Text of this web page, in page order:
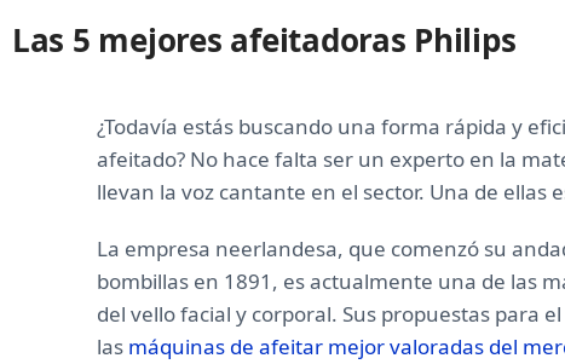
Las 5 mejores afeitadoras Philips
¿Todavía estás buscando una forma rápida y
afeitado? No hace falta ser un experto en la
llevan la voz cantante en el sector. Una de ellas
La empresa neerlandesa, que comenzó su
bombillas en 1891, es actualmente una de las
del vello facial y corporal. Sus propuestas para
las máquinas de afeitar mejor valoradas del